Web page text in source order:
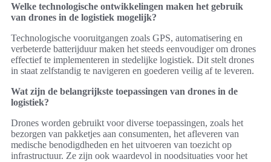
Welke technologische ontwikkelingen maken het gebruik
van drones in de logistiek mogelijk?
Technologische vooruitgangen zoals GPS, automatisering en
verbeterde batterijduur maken het steeds eenvoudiger om drones
effectief te implementeren in stedelijke logistiek. Dit stelt drones
in staat zelfstandig te navigeren en goederen veilig af te leveren.
Wat zijn de belangrijkste toepassingen van drones in de
logistiek?
Drones worden gebruikt voor diverse toepassingen, zoals het
bezorgen van pakketjes aan consumenten, het afleveren van
medische benodigdheden en het uitvoeren van toezicht op
infrastructuur. Ze zijn ook waardevol in noodsituaties voor het